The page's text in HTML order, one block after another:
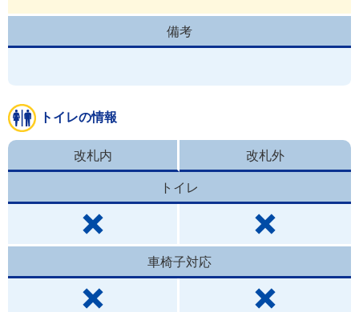
備考
トイレの情報
改札内 改札外
トイレ
車椅子対応